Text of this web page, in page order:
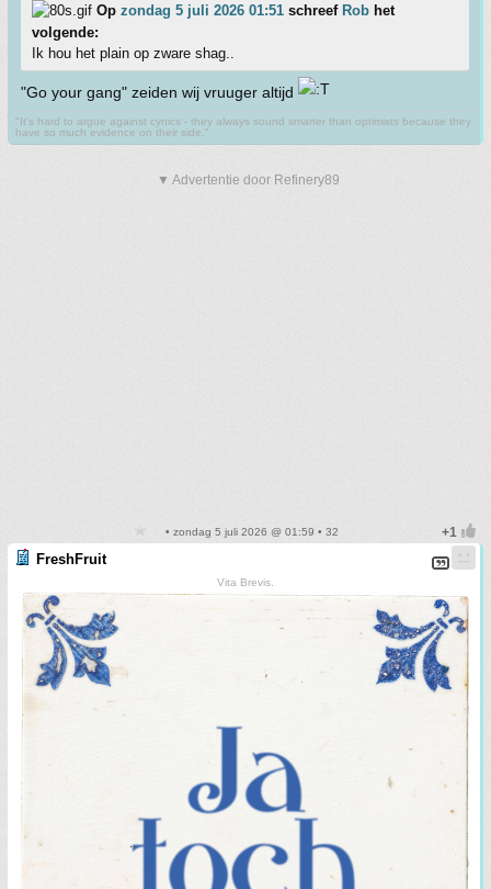
Op zondag 5 juli 2026 01:51 schreef Rob het
volgende:
Ik hou het plain op zware shag..
"Go your gang" zeiden wij vruuger altijd
"It's hard to argue against cynics - they always sound smarter than optimists because they
have so much evidence on their side."
▼ Advertentie door Refinery89
• zondag 5 juli 2026 @ 01:59 • 32
FreshFruit
Vita Brevis.